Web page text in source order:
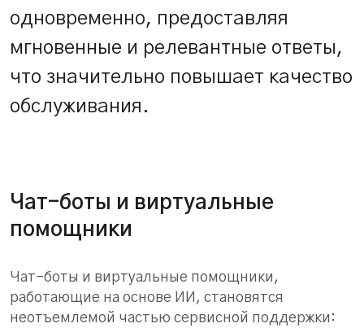
одновременно, предоставляя
мгновенные и релевантные ответы,
что значительно повышает качество
обслуживания.
Чат-боты и виртуальные
помощники
Чат-боты и виртуальные помощники,
работающие на основе ИИ, становятся
неотъемлемой частью сервисной поддержки: